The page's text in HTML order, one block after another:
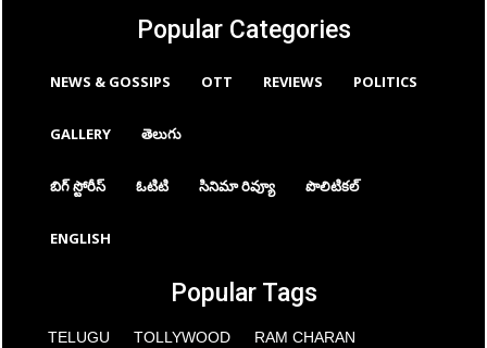
Popular Categories
NEWS & GOSSIPS OTT REVIEWS POLITICS
GALLERY తెలుగు
బిగ్ స్టోరీస్ ఓటిటి సినిమా రివ్యూ పొలిటికల్
ENGLISH
Popular Tags
TELUGU TOLLYWOOD RAM CHARAN